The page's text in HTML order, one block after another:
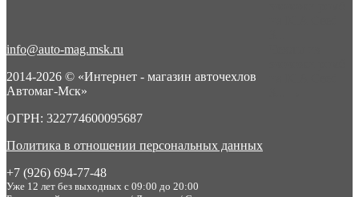
info@auto-mag.msk.ru
2014-2026 © «Интернет - магазин авточехлов
Автомаг-Мск»
ОГРН: 322774600095687
Политика в отношении персональных данных
+7 (926) 694-77-48
Уже 12 лет без выходных с 09:00 до 20:00